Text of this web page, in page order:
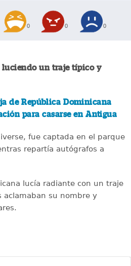
0 0 0
luciendo un traje típico y
de República Dominicana
para casarse en Antigua
fue captada en el parque
repartía autógrafos a
lucía radiante con un traje
su nombre y